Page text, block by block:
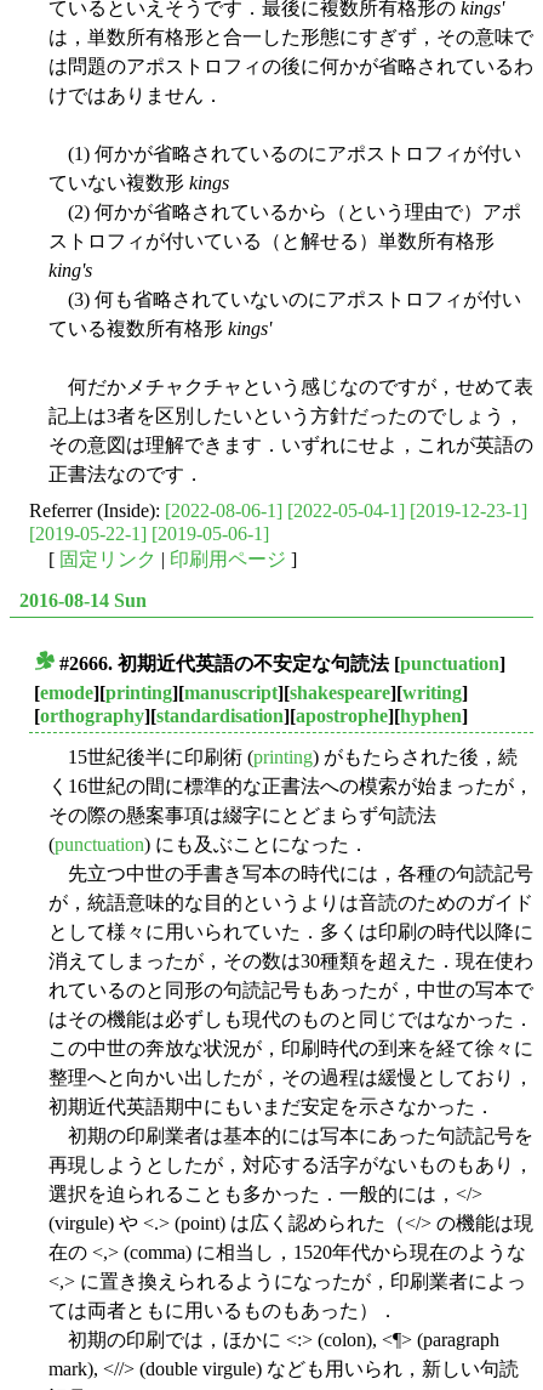
ているといえそうです．最後に複数所有格形の kings'
は，単数所有格形と合一した形態にすぎず，その意味で
は問題のアポストロフィの後に何かが省略されているわ
けではありません．
(1) 何かが省略されているのにアポストロフィが付い
ていない複数形 kings
(2) 何かが省略されているから（という理由で）アポ
ストロフィが付いている（と解せる）単数所有格形
king's
(3) 何も省略されていないのにアポストロフィが付い
ている複数所有格形 kings'
何だかメチャクチャという感じなのですが，せめて表
記上は3者を区別したいという方針だったのでしょう，
その意図は理解できます．いずれにせよ，これが英語の
正書法なのです．
Referrer (Inside): [2022-08-06-1] [2022-05-04-1] [2019-12-23-1]
[2019-05-22-1] [2019-05-06-1]
[ 固定リンク | 印刷用ページ ]
2016-08-14 Sun
#2666. 初期近代英語の不安定な句読法[punctuation]
[emode][printing][manuscript][shakespeare][writing]
[orthography][standardisation][apostrophe][hyphen]
15世紀後半に印刷術 (printing) がもたらされた後，続
く16世紀の間に標準的な正書法への模索が始まったが，
その際の懸案事項は綴字にとどまらず句読法
(punctuation) にも及ぶことになった．
先立つ中世の手書き写本の時代には，各種の句読記号
が，統語意味的な目的というよりは音読のためのガイド
として様々に用いられていた．多くは印刷の時代以降に
消えてしまったが，その数は30種類を超えた．現在使わ
れているのと同形の句読記号もあったが，中世の写本で
はその機能は必ずしも現代のものと同じではなかった．
この中世の奔放な状況が，印刷時代の到来を経て徐々に
整理へと向かい出したが，その過程は緩慢としており，
初期近代英語期中にもいまだ安定を示さなかった．
初期の印刷業者は基本的には写本にあった句読記号を
再現しようとしたが，対応する活字がないものもあり，
選択を迫られることも多かった．一般的には，</>
(virgule) や <.> (point) は広く認められた（</> の機能は現
在の <,> (comma) に相当し，1520年代から現在のような
<,> に置き換えられるようになったが，印刷業者によっ
ては両者ともに用いるものもあった）．
初期の印刷では，ほかに <:> (colon), <¶> (paragraph
mark), <//> (double virgule) なども用いられ，新しい句読